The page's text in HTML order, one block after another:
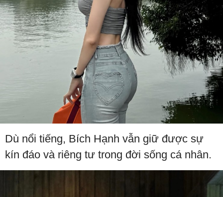
Dù nổi tiếng, Bích Hạnh vẫn giữ được sự
kín đáo và riêng tư trong đời sống cá nhân.